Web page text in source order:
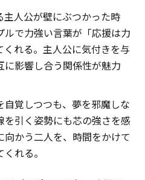
主人公が壁にぶつかった時
ルで力強い言葉が「応援は力
くれる。主人公に気付きを与
に影響し合う関係性が魅力
覚しつつも、夢を邪魔しな
を引く姿勢にも芯の強さを感
向かう二人を、時間をかけて
れる。